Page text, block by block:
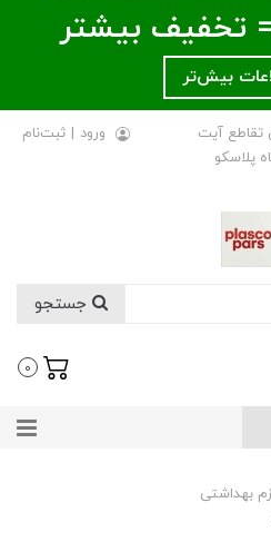
تخفیف بیشتر
بیش‌تر
تقاطع آیت
پلاسکو
ورود | ثبت‌نام
0
بهداشتی